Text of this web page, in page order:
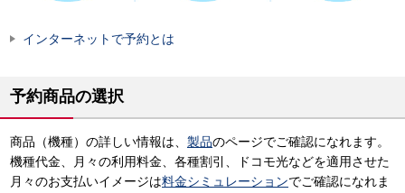
インターネットで予約とは
予約商品の選択
商品（機種）の詳しい情報は、 製品のページでご確認になれます。
機種代金、月々の利用料金、各種割引、ドコモ光などを適用させた
月々のお支払いイメージは料金シミュレーションでご確認になれま